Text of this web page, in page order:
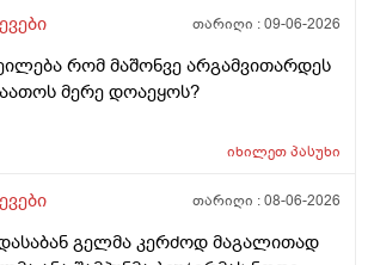
თარიღი :09-06-2026
რომ მაშონვე არგამვითარდეს
მერე დოაეყოს?
იხილეთპასუხი
თარიღი :08-06-2026
დასაბან გელმა კერძოდ მაგალითად